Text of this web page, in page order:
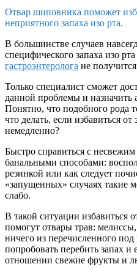
Отвар шиповника поможет
неприятного запаха изо рта.
В большинстве случаев
специфического запаха изо
гастроэнтеролога не
Только специалист сможет
данной проблемы и назначить
Понятно, что подобного рода
что делать, если избавиться
немедленно?
Быстро справиться с
банальными способами:
резинкой или как следует
«запущенных» случаях такие
слабо.
В такой ситуации избавиться
помогут отвары трав:
ничего из перечисленного
попробовать перебить запах
отношении свежие фрукты и